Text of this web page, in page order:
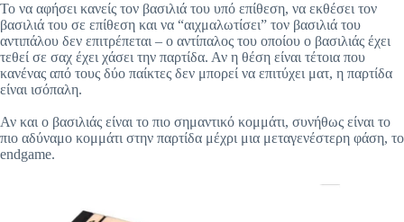
Το να αφήσει κανείς τον βασιλιά του υπό επίθεση, να εκθέσει τον
βασιλιά του σε επίθεση και να “αιχμαλωτίσει” τον βασιλιά του
αντιπάλου δεν επιτρέπεται – ο αντίπαλος του οποίου ο βασιλιάς έχει
τεθεί σε σαχ έχει χάσει την παρτίδα. Αν η θέση είναι τέτοια που
κανένας από τους δύο παίκτες δεν μπορεί να επιτύχει ματ, η παρτίδα
είναι ισόπαλη.
Αν και ο βασιλιάς είναι το πιο σημαντικό κομμάτι, συνήθως είναι το
πιο αδύναμο κομμάτι στην παρτίδα μέχρι μια μεταγενέστερη φάση, το
endgame.